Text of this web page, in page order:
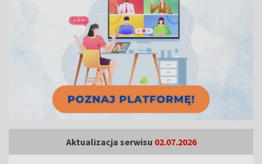
Aktualizacja serwisu 02.07.2026